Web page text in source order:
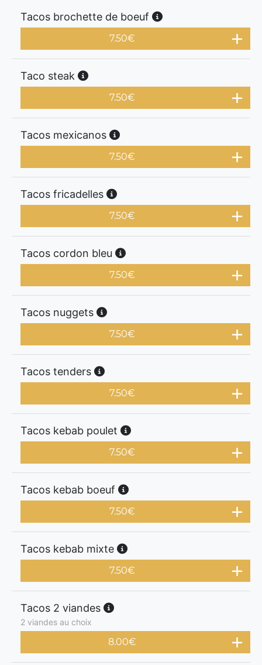
Tacos brochette de boeuf
7.50€
Taco steak
7.50€
Tacos mexicanos
7.50€
Tacos fricadelles
7.50€
Tacos cordon bleu
7.50€
Tacos nuggets
7.50€
Tacos tenders
7.50€
Tacos kebab poulet
7.50€
Tacos kebab boeuf
7.50€
Tacos kebab mixte
7.50€
Tacos 2 viandes
2 viandes au choix
8.00€